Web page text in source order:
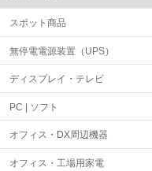
スポット商品
無停電電源装置（UPS）
ディスプレイ・テレビ
PC | ソフト
オフィス・DX周辺機器
オフィス・工場用家電